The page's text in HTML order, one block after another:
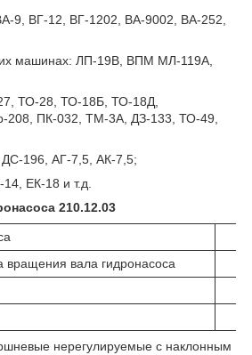
9, ВГ-12, ВГ-1202, ВА-9002, ВА-252,
машинах: ЛП-19В, ВПМ МЛ-119А,
ТО-28, ТО-18Б, ТО-18Д,
208, ПК-032, ТМ-3А, ДЗ-133, ТО-49,
ДС-196, АГ-7,5, АК-7,5;
ЕК-18 и т.д.
210.12.03
вращения вала гидронасоса
нерегулируемые с наклонным